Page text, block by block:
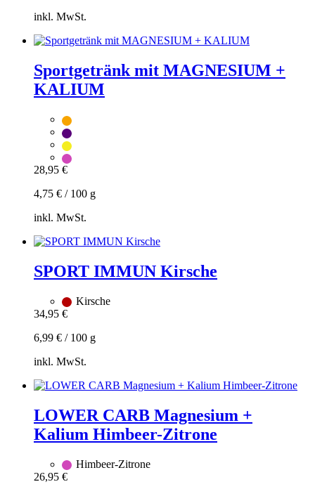
inkl. MwSt.
Zum
hinzufügen
Dieses
Produkt
mehrere
Varianten
Optionen
können
auf
Produktseite
werden
Sportgetränk mit MAGNESIUM +
KALIUM
28,95 €
4,75 € / 100 g
inkl. MwSt.
Zum
hinzufügen
Dieses
weist
mehrere
auf.
Optionen
können
auf
Produktseite
gewählt
werden
SPORT IMMUN Kirsche
Kirsche
34,95 €
6,99 € / 100 g
inkl. MwSt.
Zum
hinzufügen
LOWER CARB Magnesium +
Kalium Himbeer-Zitrone
Himbeer-Zitrone
26,95 €